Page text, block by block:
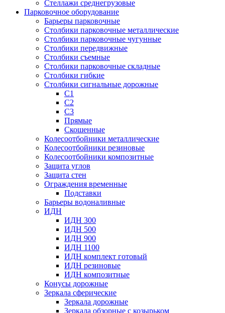
Стеллажи среднегрузовые
Парковочное оборудование
Барьеры парковочные
Столбики парковочные металлические
Столбики парковочные чугунные
Столбики передвижные
Столбики съемные
Столбики парковочные складные
Столбики гибкие
Столбики сигнальные дорожные
С1
С2
С3
Прямые
Скошенные
Колесоотбойники металлические
Колесоотбойники резиновые
Колесоотбойники композитные
Защита углов
Защита стен
Ограждения временные
Подставки
Барьеры водоналивные
ИДН
ИДН 300
ИДН 500
ИДН 900
ИДН 1100
ИДН комплект готовый
ИДН резиновые
ИДН композитные
Конусы дорожные
Зеркала сферические
Зеркала дорожные
Зеркала обзорные с козырьком